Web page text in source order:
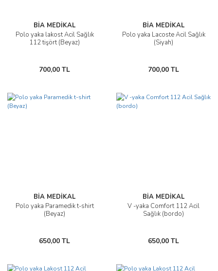
BİA MEDİKAL
Polo yaka lakost Acil Sağlık
112 tişört (Beyaz)
700,00 TL
BİA MEDİKAL
Polo yaka Lacoste Acil Sağlık
(Siyah)
700,00 TL
BİA MEDİKAL
Polo yaka Paramedik t-shirt
(Beyaz)
650,00 TL
BİA MEDİKAL
V -yaka Comfort 112 Acil
Sağlık (bordo)
650,00 TL